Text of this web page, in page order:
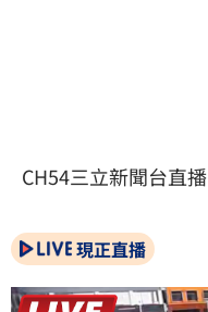
CH54三立新聞台直播
現正直播